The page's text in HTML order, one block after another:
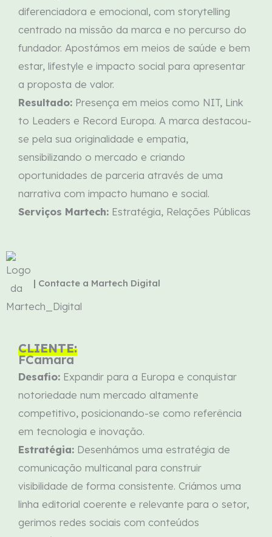
diferenciadora e emocional, com storytelling
centrado na missão da marca e no percurso do
fundador. Apostámos em meios de saúde e bem
estar, lifestyle e impacto social para apresentar
a proposta de valor.
Resultado: Presença em meios como NIT, Link
to Leaders e Record Europa. A marca destacou-
se pela sua originalidade e empatia,
sensibilizando o mercado e criando
oportunidades de parceria através de uma
narrativa com impacto humano e social.
Serviços Martech: Estratégia, Relações Públicas
| Contacte a Martech Digital
CLIENTE:
FCamara
Desafio: Expandir para a Europa e conquistar
notoriedade num mercado altamente
competitivo, posicionando-se como referência
em tecnologia e inovação.
Estratégia: Desenhámos uma estratégia de
comunicação multicanal para construir
visibilidade de forma consistente. Criámos uma
linha editorial coerente e relevante para o setor,
gerimos redes sociais com conteúdos